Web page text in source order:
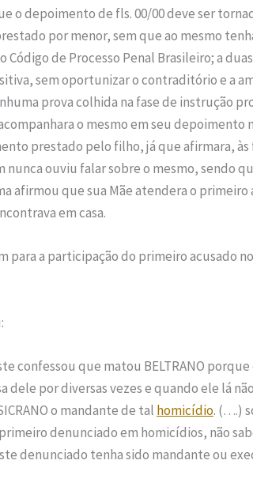
o depoimento de fls. 00/00 deve ser
por menor, sem que ao mesmo
de Processo Penal Brasileiro; a
sem oportunizar o contraditório e a
prova colhida na fase de instrução
o mesmo em seu depoimento
prestado pelo filho, já que afirmara, às
nunca ouviu falar sobre o mesmo, sendo
afirmou que sua Mãe atendera o primeiro
em casa.
para a participação do primeiro acusado no
confessou que matou BELTRANO
por diversas vezes e quando ele lá
o mandante de tal homicídio. (….)
denunciado em homicídios, não
denunciado tenha sido mandante ou